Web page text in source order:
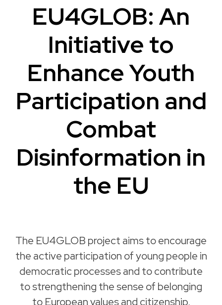
EU4GLOB: An
Initiative to
Enhance Youth
Participation and
Combat
Disinformation in
the EU
The EU4GLOB project aims to encourage
the active participation of young people in
democratic processes and to contribute
to strengthening the sense of belonging
to European values and citizenship.